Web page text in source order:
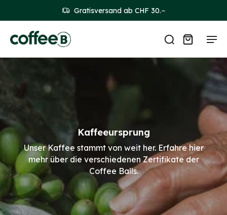
Gratisversand ab CHF 30.−
Kaffeeursprung
Unser Kaffee stammt von weit her. Erfahre hier
mehr über die verschiedenen Zertifikate der
Coffee Balls.